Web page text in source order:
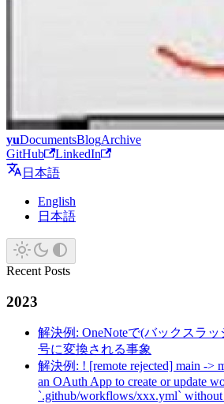
yuDocumentsBlogArchive
GitHub
LinkedIn
日本語
English
日本語
Recent Posts
2023
解決例: OneNoteで(バックスラ
号に変換される事象
解決例: ! [remote rejected] main ->
an OAuth App to create or update
`.github/workflows/xxx.yml`